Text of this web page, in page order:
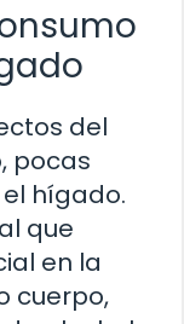
del
pocas
hígado.
que
en la
cuerpo,